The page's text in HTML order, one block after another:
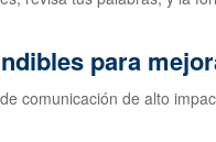
para
comunicación de alto